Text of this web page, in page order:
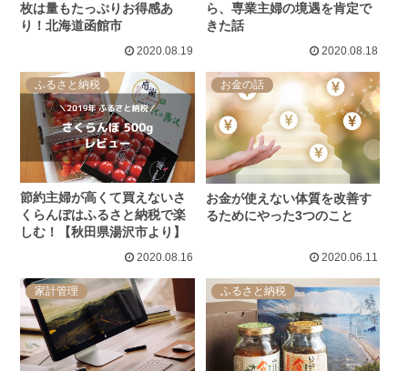
枚は量もたっぷりお得感あ
り！北海道函館市
2020.08.19
ら、専業主婦の境遇を肯定で
きた話
2020.08.18
ふるさと納税
節約主婦が高くて買えないさ
くらんぼはふるさと納税で楽
しむ！【秋田県湯沢市より】
2020.08.16
お金の話
お金が使えない体質を改善す
るためにやった3つのこと
2020.06.11
家計管理 ふるさと納税